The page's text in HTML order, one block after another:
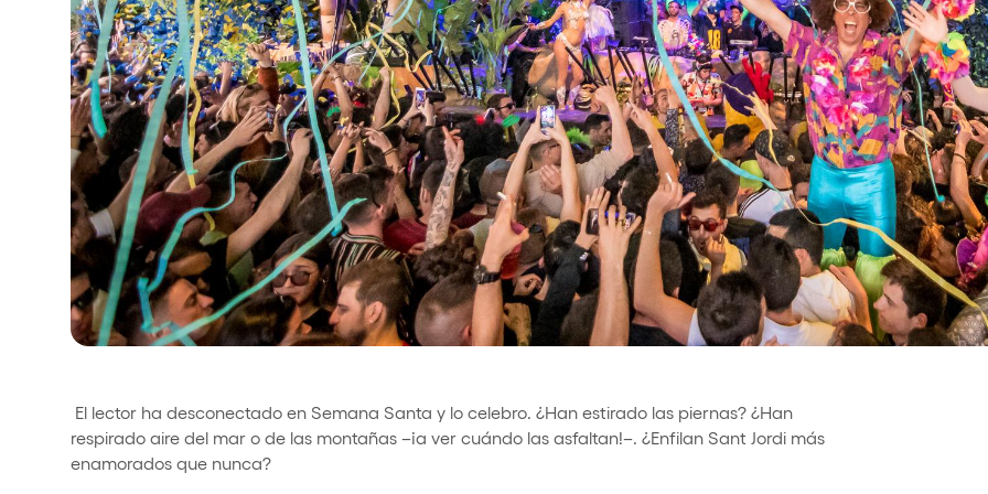
Política de PrivacidadPolítica de CookiesAviso LegalPolítica de Sostenibilidad
El lector ha desconectado en Semana Santa y lo celebro. ¿Han estirado las piernas? ¿Han
respirado aire del mar o de las montañas –¡a ver cuándo las asfaltan!–. ¿Enfilan Sant Jordi más
enamorados que nunca?